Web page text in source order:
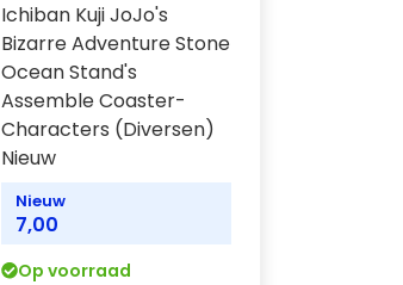
Ichiban Kuji JoJo's
Bizarre Adventure Stone
Ocean Stand's
Assemble Coaster-
Characters (Diversen)
Nieuw
Nieuw
7,00
Op voorraad